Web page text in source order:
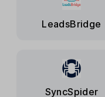
LeadsBridge
SyncSpider